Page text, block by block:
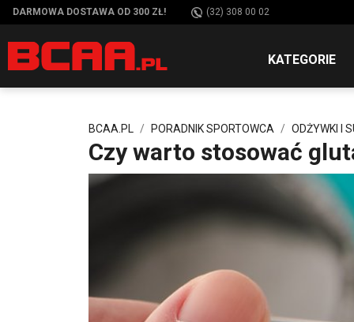
DARMOWA DOSTAWA OD 300 ZŁ! (32) 308 00 02
KATEGORIE
BCAA.PL PORADNIK SPORTOWCA ODŻYWKI I
Czy warto stosować